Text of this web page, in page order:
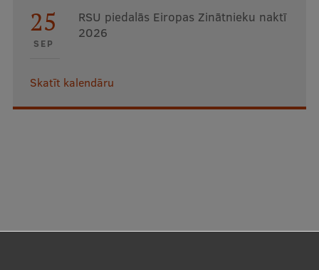
25
SEP
RSU piedalās Eiropas Zinātnieku naktī
2026
Skatīt kalendāru